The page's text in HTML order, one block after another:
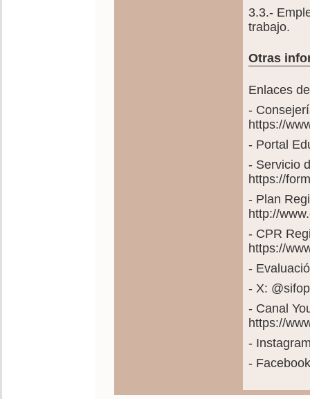
3.3.-
trabajo.
Otras
Enlaces
-
https://
- Portal
- Servicio
https://
- Plan
http://
- CPR
https://
-
- X:
- Canal
https://
-
-